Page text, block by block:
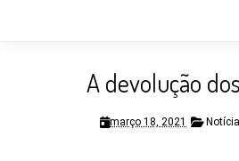
A devolução
março 18, 2021